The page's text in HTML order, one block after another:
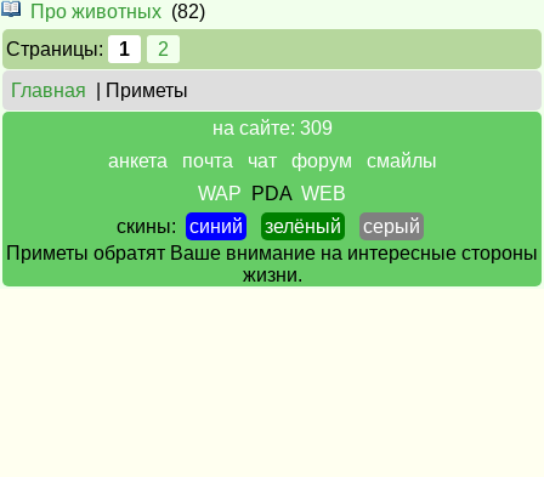
Про животных (82)
Страницы:
1
2
Главная
| Приметы
на сайте: 309
анкета
почта чат форум
смайлы
WAP
PDA WEB
скины:
синий зелёный
серый
Приметы обратят Ваше внимание на интересные стороны
жизни.